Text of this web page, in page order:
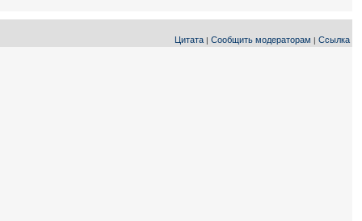
Цитата | Сообщить модераторам | Ссылка